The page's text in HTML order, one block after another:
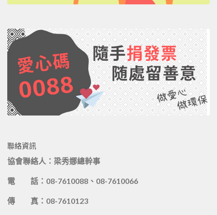
聯絡資訊
協會聯絡人：梁秀娜總幹事
電 話：08-7610088、08-7610066
傳 真：08-7610123